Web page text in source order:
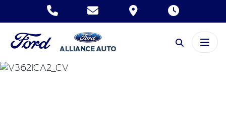
TRANSIT
CUSTOM